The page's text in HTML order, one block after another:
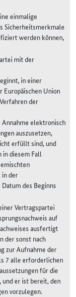
einmalige
Sicherheitsmerkmale
werden können,
mit der
in einer
Europäischen Union
der
Annahme elektronisch
auszusetzen,
erfüllt sind, und
in diesem Fall
in der
des Beginns
Vertragspartei
auf
ausfertigt
der sonst nach
zur Aufnahme der
7 alle erforderlichen
für die
er ist bereit, den
vorzulegen.